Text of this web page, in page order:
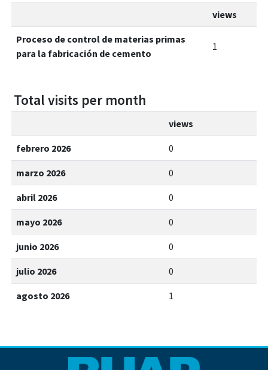
views
Proceso de control de materias primas
para la fabricación de cemento
1
Total visits per month
views
febrero 2026 0
marzo 2026 0
abril 2026 0
mayo 2026 0
junio 2026 0
julio 2026 0
agosto 2026 1